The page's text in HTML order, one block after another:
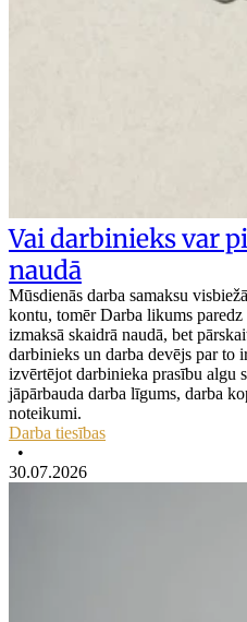
Vai darbinieks var
naudā
Mūsdienās darba samaksu
kontu, tomēr Darba likums
izmaksā skaidrā naudā, bet
darbinieks un darba devējs par to
izvērtējot darbinieka prasību algu
jāpārbauda darba līgums, darba
noteikumi.
Darba tiesības
•
30.07.2026